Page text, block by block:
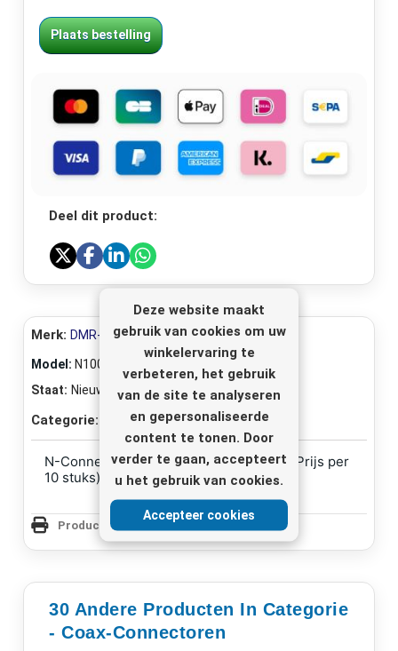
Deze website maakt
gebruik van cookies om uw
winkelervaring te
verbeteren, het gebruik
van de site te analyseren
en gepersonaliseerde
content te tonen. Door
verder te gaan, accepteert
u het gebruik van cookies.
Accepteer cookies
Plaats bestelling
Deel dit product:
Merk: DMR-Electronics
Model: N1004
Staat: Nieuw
Categorie: Coax-connectoren
N-Connector Female Crimp voor RG58 (Prijs per
10 stuks)
Productpagina Afdrukken
30 Andere Producten In Categorie
- Coax-Connectoren